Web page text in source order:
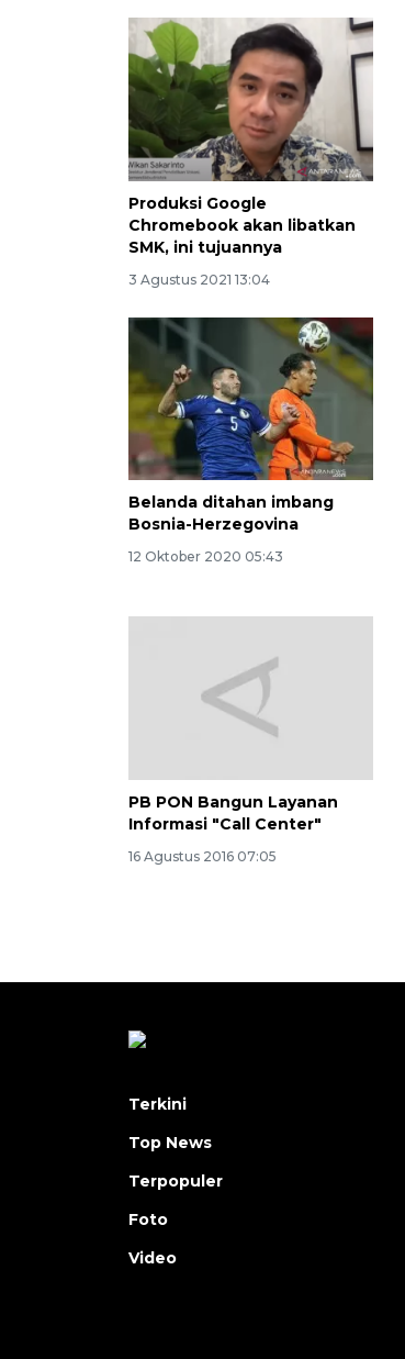
Produksi Google
Chromebook akan libatkan
SMK, ini tujuannya
3 Agustus 2021 13:04
Belanda ditahan imbang
Bosnia-Herzegovina
12 Oktober 2020 05:43
PB PON Bangun Layanan
Informasi "Call Center"
16 Agustus 2016 07:05
Terkini
Top News
Terpopuler
Foto
Video